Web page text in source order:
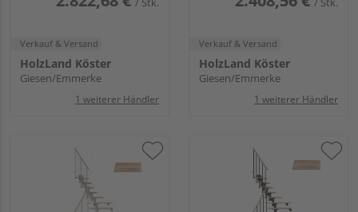
Verkauf & Versand
HolzLand Köster
Giesen/Emmerke
1 weiterer Händler
Verkauf & Versand
HolzLand Köster
Giesen/Emmerke
1 weiterer Händler